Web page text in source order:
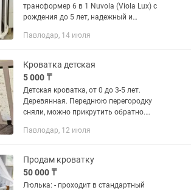
трансформер 6 в 1 Nuvola (Viola Lux) с
рождения до 5 лет, надежный и
качания , трансформируется в манеж и
и...
Павлодар, 14 июля
Кроватка детская
5 000 ₸
Детская кроватка, от 0 до 3-5 лет.
Деревянная. Переднюю перегородку
сняли, можно прикрутить обратно.
хорошее. В комплекте отдам матрасик
Павлодар, 12 июля
Продам кроватку
50 000 ₸
Люлька: - проходит в стандартный